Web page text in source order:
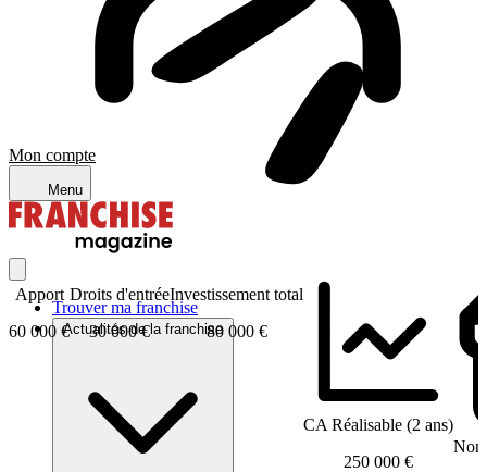
Mon compte
Menu
Trouver ma franchise
Actualités de la franchise
Apport
60 000 €
Droits d'entrée
30 000 €
Investissement total
80 000 €
CA Réalisable (2 ans)
250 000 €